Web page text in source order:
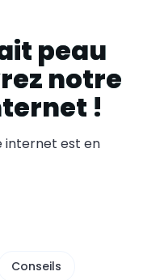
peau
notre
!
internet est en
Conseils